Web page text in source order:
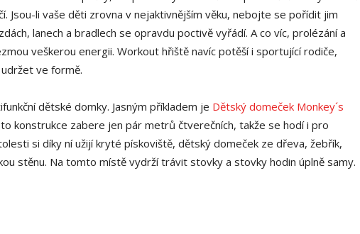
Jsou-li vaše děti zrovna v nejaktivnějším věku, nebojte se pořídit jim
lanech a bradlech se opravdu poctivě vyřádí. A co víc, prolézání a
veškerou energii. Workout hřiště navíc potěší i sportující rodiče,
ve formě.
dětské domky. Jasným příkladem je Dětský domeček Monkey´s
konstrukce zabere jen pár metrů čtverečních, takže se hodí i pro
si díky ní užijí kryté pískoviště, dětský domeček ze dřeva, žebřík,
stěnu. Na tomto místě vydrží trávit stovky a stovky hodin úplně samy.